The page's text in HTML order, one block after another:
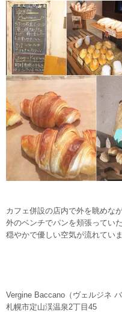
カフェ併設の店内で外を眺めな
外のベンチでパンを頬張っていた
穏やかで優しい空気が流れていま
Vergine Baccano（ヴェルジネ バ
札幌市定山渓温泉2丁目45